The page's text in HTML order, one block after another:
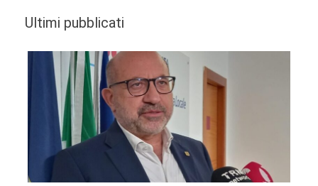
Ultimi pubblicati